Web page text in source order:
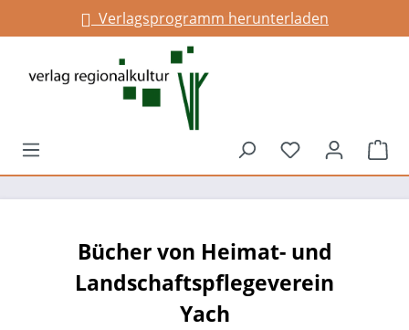
springenVerlagsprogramm herunterladen
Infos für Gemeinden
Du hast 0
Bücher von Heimat- und
Landschaftspflegeverein
Yach